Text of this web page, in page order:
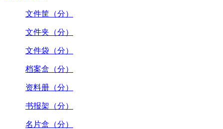
文件筐（分）
文件夹（分）
文件袋（分）
档案盒（分）
资料册（分）
书报架（分）
名片盒（分）